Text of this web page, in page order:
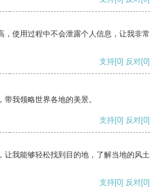
，使用过程中不会泄露个人信息，让我非常
支持[0] 反对[0]
我领略世界各地的美景。
支持[0] 反对[0]
让我能够轻松找到目的地，了解当地的风土
支持[0] 反对[0]